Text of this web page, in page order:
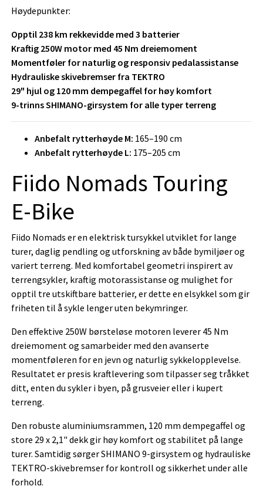
Høydepunkter:
Opptil 238 km rekkevidde med 3 batterier
Kraftig 250W motor med 45 Nm dreiemoment
Momentføler for naturlig og responsiv pedalassistanse
Hydrauliske skivebremser fra TEKTRO
29" hjul og 120 mm dempegaffel for høy komfort
9-trinns SHIMANO-girsystem for alle typer terreng
Anbefalt rytterhøyde M: 165–190 cm
Anbefalt rytterhøyde L: 175–205 cm
Fiido Nomads Touring
E-Bike
Fiido Nomads er en elektrisk tursykkel utviklet for lange
turer, daglig pendling og utforskning av både bymiljøer og
variert terreng. Med komfortabel geometri inspirert av
terrengsykler, kraftig motorassistanse og mulighet for
opptil tre utskiftbare batterier, er dette en elsykkel som gir
friheten til å sykle lenger uten bekymringer.
Den effektive 250W børsteløse motoren leverer 45 Nm
dreiemoment og samarbeider med den avanserte
momentføleren for en jevn og naturlig sykkelopplevelse.
Resultatet er presis kraftlevering som tilpasser seg tråkket
ditt, enten du sykler i byen, på grusveier eller i kupert
terreng.
Den robuste aluminiumsrammen, 120 mm dempegaffel og
store 29 x 2,1" dekk gir høy komfort og stabilitet på lange
turer. Samtidig sørger SHIMANO 9-girsystem og hydrauliske
TEKTRO-skivebremser for kontroll og sikkerhet under alle
forhold.